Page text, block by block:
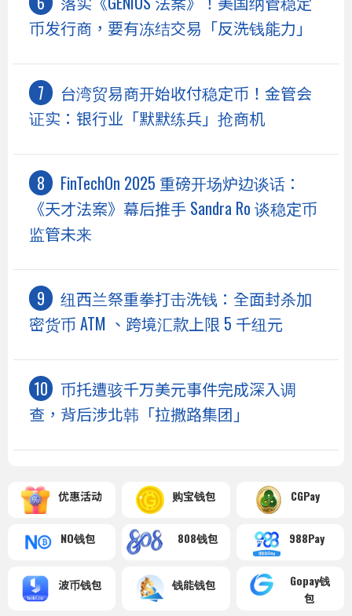
币发行商，要有冻结交易「反洗钱能力」
台湾贸易商开始收付稳定币！金管会
证实：银行业「默默练兵」抢商机
FinTechOn 2025 重磅开场炉边谈话：
《天才法案》幕后推手 Sandra Ro 谈稳定币
监管未来
纽西兰祭重拳打击洗钱：全面封杀加
密货币 ATM 、跨境汇款上限 5 千纽元
币托遭骇千万美元事件完成深入调
查，背后涉北韩「拉撒路集团」
优惠活动 购宝钱包 CGPay
NO钱包 808钱包 988Pay
波币钱包 钱能钱包
Gopay钱
包